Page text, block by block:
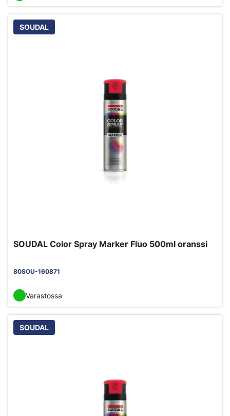
SOUDAL
SOUDAL Color Spray Marker Fluo 500ml oranssi
80SOU-160871
Varastossa
SOUDAL